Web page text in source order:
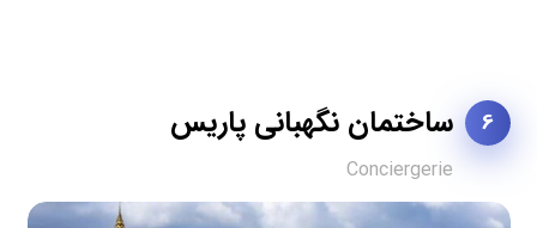
6 ساختمان نگهبانی پاریس
Conciergerie